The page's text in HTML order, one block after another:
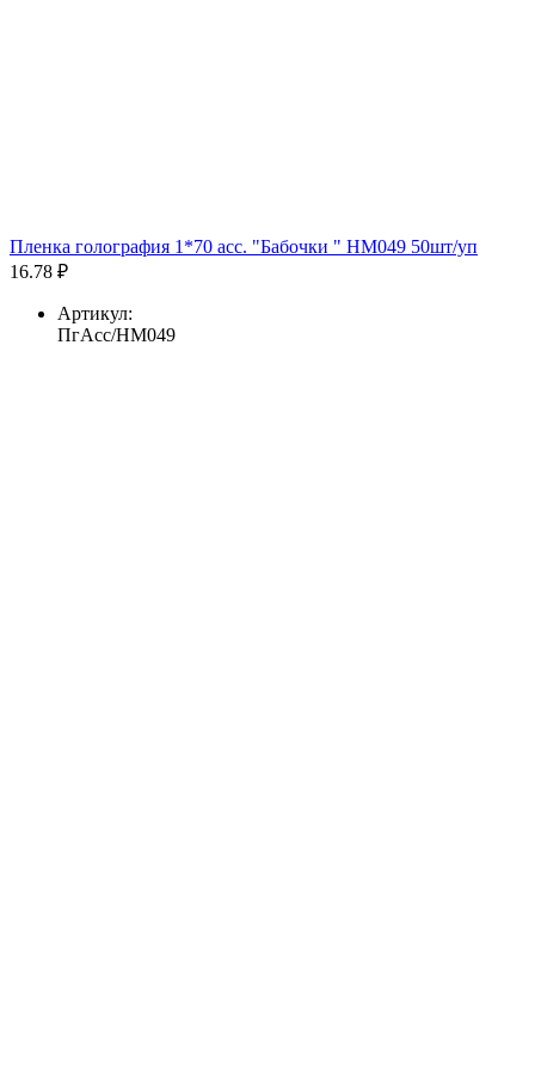
Пленка голография 1*70 асс. "Бабочки " HM049 50шт/уп
16.78 ₽
Артикул:
ПгАсс/HM049